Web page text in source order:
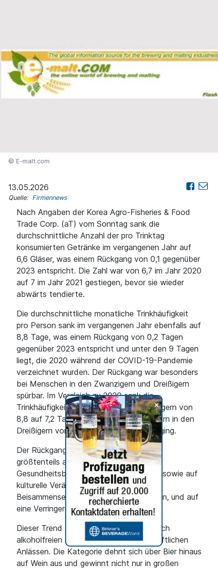
+
© E-malt.com
13.05.2026
Quelle: Firmennews
Nach Angaben der Korea Agro-Fisheries & Food
Trade Corp. (aT) vom Sonntag sank die
durchschnittliche Anzahl der pro Trinktag
konsumierten Getränke im vergangenen Jahr auf
6,6 Gläser, was einem Rückgang von 0,1 gegenüber
2023 entspricht. Die Zahl war von 6,7 im Jahr 2020
auf 7 im Jahr 2021 gestiegen, bevor sie wieder
abwärts tendierte.
Die durchschnittliche monatliche Trinkhäufigkeit
pro Person sank im vergangenen Jahr ebenfalls auf
8,8 Tage, was einem Rückgang von 0,2 Tagen
gegenüber 2023 entspricht und unter den 9 Tagen
liegt, die 2020 während der COVID-19-Pandemie
verzeichnet wurden. Der Rückgang war besonders
bei Menschen in den Zwanzigern und Dreißigern
spürbar. Im Vergleich zu 2020 sank die
Trinkhäufigkeit bei Frauen in den Zwanzigern von
8,8 auf 7,2 Tage, während sie bei Männern in den
Dreißigern von 10,2 auf 9,3 Tage zurückging.
Der Rückgang des Alkoholkonsums wird
größtenteils auf ein wachsendes
Gesundheitsbewusstsein zurückgeführt, sowie auf
kulturelle Veränderungen, die geselliges
Beisammensein ohne Alkohol begünstigen, und auf
eine Verringerung von Firmenfeiern.
Dieser Trend beflügelt die Nachfrage nach
alkoholfreien Alternativen bei gesellschaftlichen
Anlässen. Die Kategorie dehnt sich über Bier hinaus
auf Wein aus und gewinnt nicht nur in großen